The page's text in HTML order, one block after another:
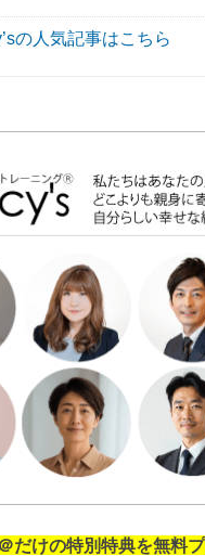
の人気記事はこちら
だけの特別特典を無料プ